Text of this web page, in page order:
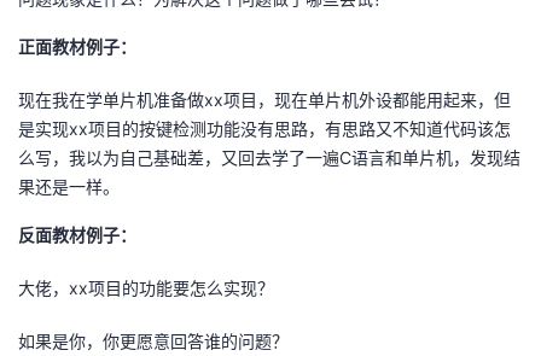
正面教材例子：
现在我在学单片机准备做xx项目，现在单片机外设都能用起来，但
是实现xx项目的按键检测功能没有思路，有思路又不知道代码该怎
么写，我以为自己基础差，又回去学了一遍C语言和单片机，发现结
果还是一样。
反面教材例子：
大佬，xx项目的功能要怎么实现？
如果是你，你更愿意回答谁的问题？